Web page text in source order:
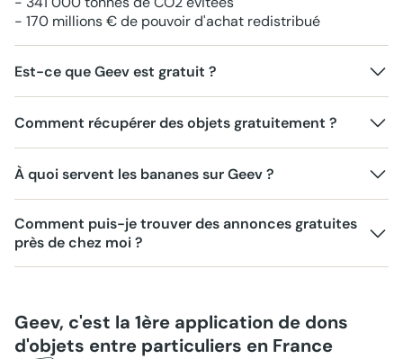
- 170 millions € de pouvoir d'achat redistribué
Est-ce que Geev est gratuit ?
Comment récupérer des objets gratuitement ?
À quoi servent les bananes sur Geev ?
Comment puis-je trouver des annonces gratuites
près de chez moi ?
Geev, c'est la 1ère application de dons
d'objets entre particuliers en France